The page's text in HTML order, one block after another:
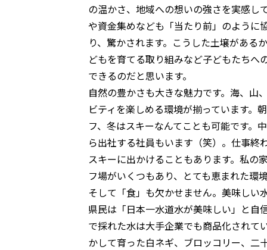
の温かさ、地域への想いの強さを実感し
や資金集めなども「当たり前」のように
り、驚かされます。こうした土壌がある
どもを育てる取り組みなど子どもたちへ
できるのだと思います。
自然の豊かさも大きな魅力です。海、山
ビティを楽しめる環境が揃っています。
フ、冬はスキーなんてことも可能です。
ら出社する社員もいます（笑）。仕事終
スキーに出かけることもあります。私の
フ場がいくつもあり、とても恵まれた環
そして「食」も欠かせません。美味しい
県民は「日本一水道水が美味しい」と自
で採れた水は大手企業でも商品化されて
かして育った白ネギ、ブロッコリー、二